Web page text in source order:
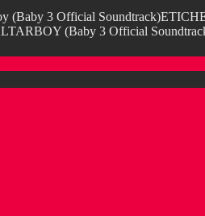
3 Official
(Baby 3 Official